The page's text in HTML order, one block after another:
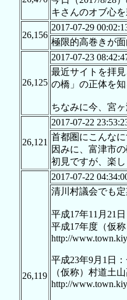
キさんのオブ心
26,156
2017-07-29
極限的高巻きが
26,125
2017-07-23
最近サイトを拝
の橋」の正体を
ちなみに今、宮
26,121
2017-07-22
首都圏にこんな
因みに、富津市
初見ですが、楽し
26,119
2017-07-22
清川村議会でも
平成17年11月21
平成17年度（仮
http://
平成23年9月1日
（仮称）村道土
http://